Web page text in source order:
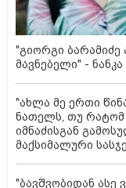
"გიორგი ბარამიძე
მავნებელი" -
"ახლა მე ერთი
ნათელს, თუ რატომ
იმნაძისგან
მაქსიმალური
"ბავშვობიდან ასე